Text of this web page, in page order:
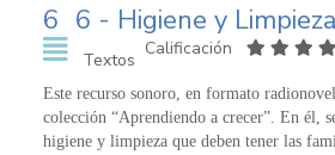
6 6 - Higiene y Limpieza
Textos
Calificación
Este recurso sonoro, en formato
colección “Aprendiendo a crecer”. En él,
higiene y limpieza que deben tener las